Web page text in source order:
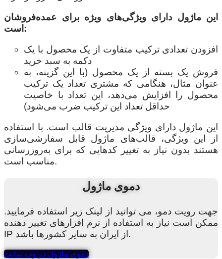
این ماژول دارای ویژگی‌های ویژه برای عمده‌فروشان
است:
افزودن تعدادی ترکیب متفاوت از یک محصول با یک
دکمه به سبد خرید
فروش یک بسته از یک محصول (با این گزینه، به
عنوان مثال، هنگامی که مشتری تعداد یک ترکیب
محصول را افزایش می‌دهد، این تعداد با خاصیت
حداقل تعداد این ترکیب ضرب می‌شود)
این ماژول دارای ویژگی مدیریت قالب است. با استفاده
از این ویژگی، قالب‌های ماژول قابل سفارشی‌سازی
هستند بدون نیاز به تغییر کدهایی که برای به‌روزرسانی
مناسب است.
دموی ماژول
جهت رویت دمو، می توانید از لینک زیر استفاده فرمایید.
ممکن است نیاز به استفاده از نرم افزارهای تغییر دهنده
IP از ایران به سایر کشورها باشد.
دموی ماژول در وب سایت